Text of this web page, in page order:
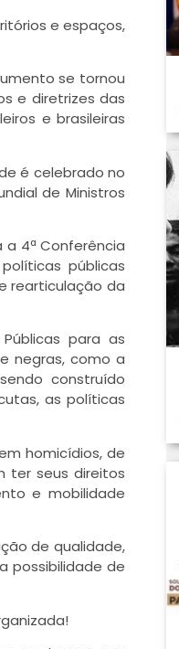
e espaços,
se tornou
e diretrizes das
e brasileiras
é celebrado no
de Ministros
4ª Conferência
públicas
rearticulação da
para as
negras, como a
construído
as políticas
homicídios, de
ter seus direitos
e mobilidade
de qualidade,
possibilidade de